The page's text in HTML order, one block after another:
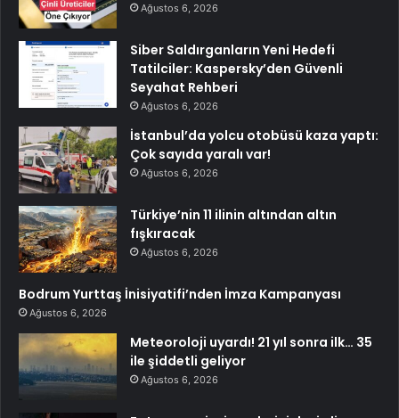
Ağustos 6, 2026
Siber Saldırganların Yeni Hedefi
Tatilciler: Kaspersky’den Güvenli
Seyahat Rehberi
Ağustos 6, 2026
İstanbul’da yolcu otobüsü kaza yaptı:
Çok sayıda yaralı var!
Ağustos 6, 2026
Türkiye’nin 11 ilinin altından altın
fışkıracak
Ağustos 6, 2026
Bodrum Yurttaş İnisiyatifi’nden İmza Kampanyası
Ağustos 6, 2026
Meteoroloji uyardı! 21 yıl sonra ilk… 35
ile şiddetli geliyor
Ağustos 6, 2026